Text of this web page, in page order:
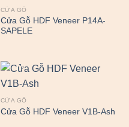
CỬA GỖ
Cửa Gỗ HDF Veneer P14A-
SAPELE
CỬA GỖ
Cửa Gỗ HDF Veneer V1B-Ash